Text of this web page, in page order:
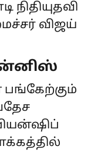
நிதியுதவி
விஜய்